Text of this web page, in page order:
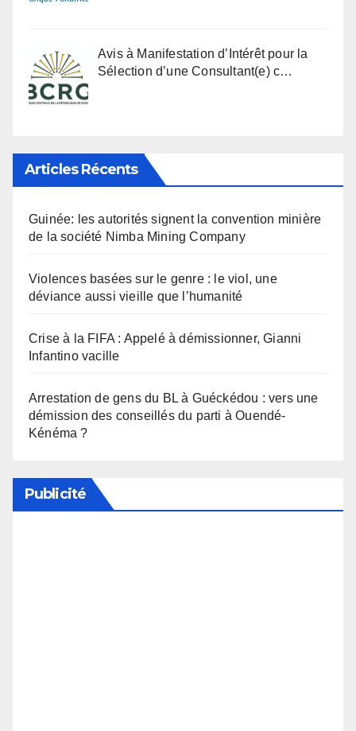
Avis à Manifestation d’Intérêt pour la
Sélection d’une Consultant(e) c…
Articles Récents
Guinée: les autorités signent la convention minière
de la société Nimba Mining Company
Violences basées sur le genre : le viol, une
déviance aussi vieille que l’humanité
Crise à la FIFA : Appelé à démissionner, Gianni
Infantino vacille
Arrestation de gens du BL à Guéckédou : vers une
démission des conseillés du parti à Ouendé-
Kénéma ?
Publicité